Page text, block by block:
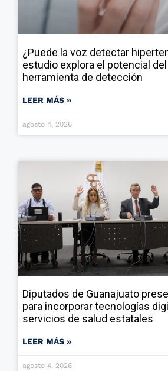
¿Puede la voz detectar
estudio explora el potencial
herramienta de detección
LEER MÁS »
agosto 4, 2026
Diputados de Guanajuato
para incorporar tecnologías
servicios de salud estatales
LEER MÁS »
agosto 4, 2026